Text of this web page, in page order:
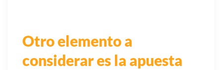
Otro elemento a
considerar es la apuesta